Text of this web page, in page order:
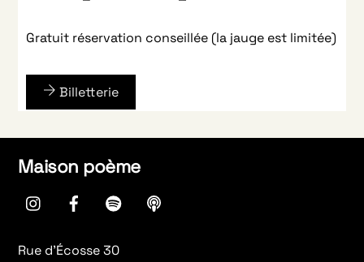
Gratuit réservation conseillée (la jauge est limitée)
Billetterie
Maison poème
instagramFacebookspotify
Rue d’Écosse 30